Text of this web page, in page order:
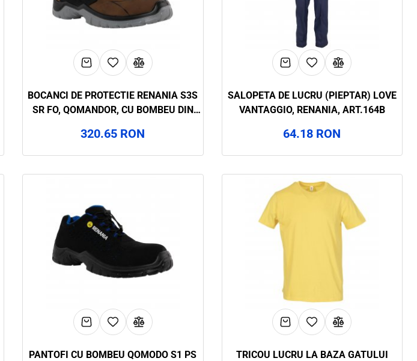
BOCANCI DE PROTECTIE RENANIA S3S
SR FO, QOMANDOR, CU BOMBEU DIN
320.65 RON
SALOPETA DE LUCRU (PIEPTAR) LOVE
VANTAGGIO, RENANIA, ART.164B
64.18 RON
PANTOFI CU BOMBEU QOMODO S1 PS
TRICOU LUCRU LA BAZA GATULUI